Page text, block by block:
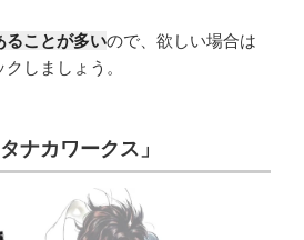
ることが多いので、欲しい場合は
しましょう。
ナカワークス」